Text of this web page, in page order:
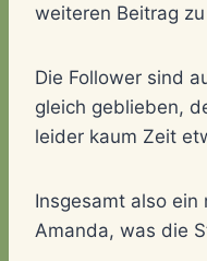
weiteren Beitrag
Die Follower sind
gleich geblieben,
leider kaum Zeit
Insgesamt also
Amanda, was die